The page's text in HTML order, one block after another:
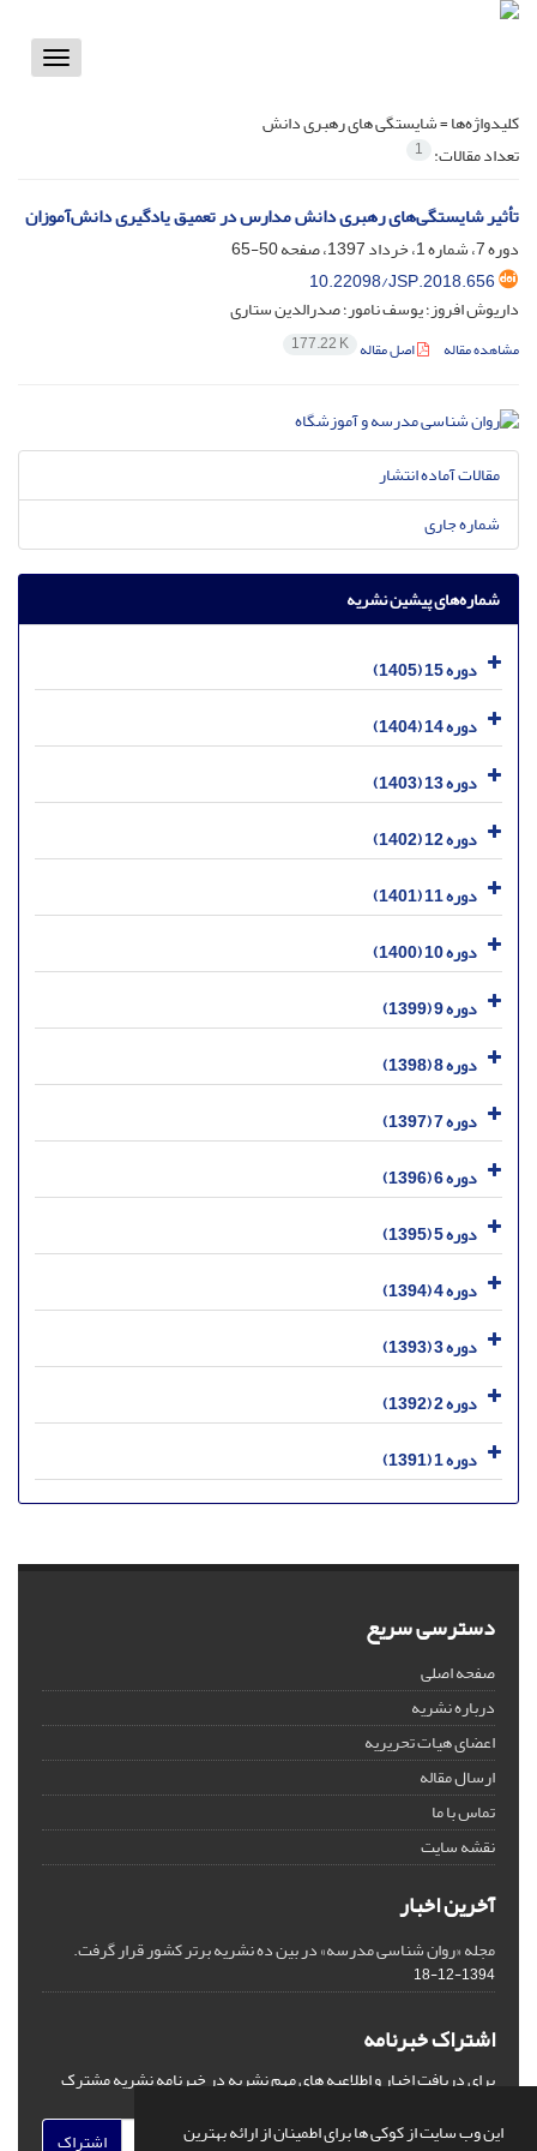
این وب سایت از کوکی ها برای اطمینان از ارائه بهترین
Toggle
کلیدواژه‌ها =شایستگی های رهبری دانش
تعداد مقالات: 1
تأثیر شایستگی‌های رهبری دانش مدارس در تعمیق یادگیری دانش‌آموزان
دوره 7، شماره 1، خرداد 1397، صفحه
50-65
10.22098/JSP.2018.656
داریوش افروز؛ یوسف نامور؛ صدرالدین ستاری
مشاهده مقاله اصل مقاله 177.22 K
مقالات آماده انتشار
شماره جاری
شماره‌های پیشین نشریه
دوره 15 (1405)
دوره 14 (1404)
دوره 13 (1403)
دوره 12 (1402)
دوره 11 (1401)
دوره 10 (1400)
دوره 9 (1399)
دوره 8 (1398)
دوره 7 (1397)
دوره 6 (1396)
دوره 5 (1395)
دوره 4 (1394)
دوره 3 (1393)
دوره 2 (1392)
دوره 1 (1391)
دسترسی سریع
صفحه اصلی
درباره نشریه
اعضای هیات تحریریه
ارسال مقاله
تماس با ما
نقشه سایت
آخرین اخبار
مجله «روان شناسی مدرسه» در بین ده نشریه برتر کشور قرار گرفت.
1394-12-18
اشتراک خبرنامه
برای دریافت اخبار و اطلاعیه های مهم نشریه در خبرنامه نشریه مشترک
اشتراک